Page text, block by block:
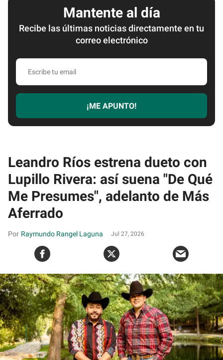
Mantente al día
Recibe las últimas noticias directamente en tu
correo electrónico
Escribe
email
¡ME APUNTO!
Leandro Ríos estrena dueto con
Lupillo Rivera: así suena "De Qué
Me Presumes", adelanto de Más
Aferrado
Raymundo Rangel Laguna Jul 27, 2026